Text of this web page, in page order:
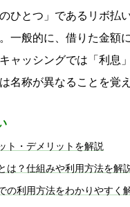
ひとつ」であるリボ払
一般的に、借りた金額
ャッシングでは「利息
名称が異なることを覚
ト・デメリットを解説
は？仕組みや利用方法を解
の利用方法をわかりやすく